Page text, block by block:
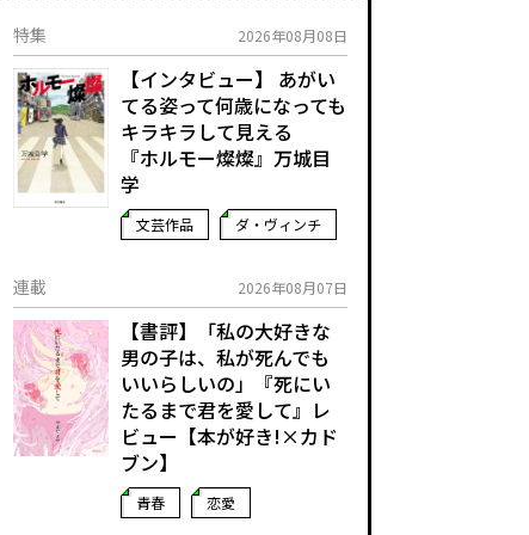
特集 2026年08月08日
【インタビュー】 あがい
てる姿って何歳になっても
キラキラして見える
『ホルモー燦燦』万城目
学
文芸作品 ダ・ヴィンチ
連載 2026年08月07日
【書評】「私の大好きな
男の子は、私が死んでも
いいらしいの」――『死にい
たるまで君を愛して』レ
ビュー【本が好き!×カド
ブン】
青春 恋愛